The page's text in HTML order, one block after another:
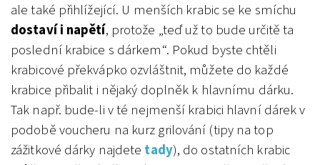
ale také přihlížející. U menších krabic se ke smíchu
dostaví i napětí, protože „teď už to bude určitě ta
poslední krabice s dárkem“. Pokud byste chtěli
krabicové překvápko ozvláštnit, můžete do každé
krabice přibalit i nějaký doplněk k hlavnímu dárku.
Tak např. bude-li v té nejmenší krabici hlavní dárek v
podobě voucheru na kurz grilování (tipy na top
zážitkové dárky najdete tady), do ostatních krabic